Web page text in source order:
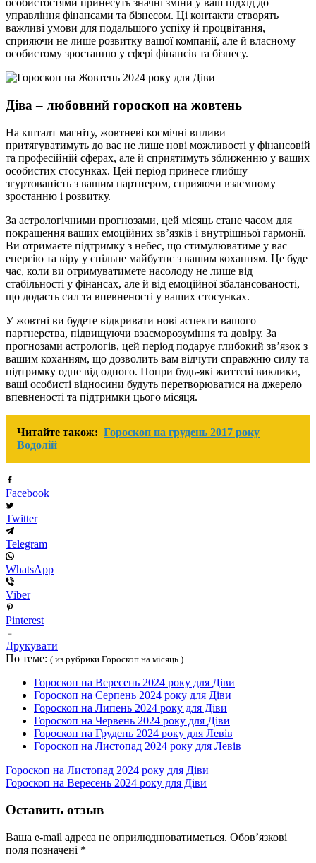
особистостями принесуть значні зміни у ваш підхід до
управління фінансами та бізнесом. Ці контакти створять
важливі умови для подальшого успіху й процвітання,
сприяючи не лише розвитку вашої компанії, але й власному
особистому зростанню у сфері фінансів та бізнесу.
Діва – любовний гороскоп на жовтень
На кшталт магніту, жовтневі космічні впливи
притягуватимуть до вас не лише нові можливості у фінансовій
та професійній сферах, але й сприятимуть зближенню у ваших
особистих стосунках. Цей період принесе глибшу
згуртованість з вашим партнером, сприяючи взаємному
зростанню і розвитку.
За астрологічними прогнозами, цей місяць стане часом для
покращення ваших емоційних зв’язків і внутрішньої гармонії.
Ви отримаєте підтримку з небес, що стимулюватиме у вас
енергію та віру у спільне майбутнє з вашим коханням. Це буде
час, коли ви отримуватимете насолоду не лише від
стабільності у фінансах, але й від емоційної збалансованості,
що додасть сил та впевненості у ваших стосунках.
У жовтні ви будете відкривати нові аспекти вашого
партнерства, підвищуючи взаєморозуміння та довіру. За
прогнозами астрологів, цей період подарує глибокий зв’язок з
вашим коханням, що дозволить вам відчути справжню силу та
підтримку одне від одного. Попри будь-які життєві виклики,
ваші особисті відносини будуть перетворюватися на джерело
впевненості та підтримки цього місяця.
Читайте також: Гороскоп на грудень 2017 року
Водолій
Facebook
Twitter
Telegram
WhatsApp
Viber
Pinterest
Друкувати
По теме: ( из рубрики Гороскоп на місяць )
Гороскоп на Вересень 2024 року для Діви
Гороскоп на Серпень 2024 року для Діви
Гороскоп на Липень 2024 року для Діви
Гороскоп на Червень 2024 року для Діви
Гороскоп на Грудень 2024 року для Левів
Гороскоп на Листопад 2024 року для Левів
Гороскоп на Листопад 2024 року для Діви
Гороскоп на Вересень 2024 року для Діви
Оставить отзыв
Ваша e-mail адреса не оприлюднюватиметься. Обов’язкові
поля позначені *